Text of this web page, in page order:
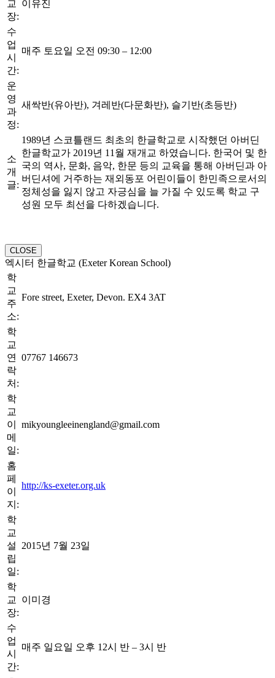
교
장:
이유진
수
업
시
간:
매주 토요일 오전 09:30 – 12:00
운
영
과
정:
새싹반(유아반), 겨레반(다문화반), 슬기반(초등반)
소
개
글:
1989년 스코틀랜드 최초의 한글학교로 시작했던 아버딘
한글학교가 2019년 11월 재개교 하였습니다. 한국어 및 한
국의 역사, 문화, 음악, 한문 등의 교육을 통해 아버딘과 아
버딘셔에 거주하는 재외동포 어린이들이 한민족으로서의
정체성을 잃지 않고 자긍심을 늘 가질 수 있도록 학교 구
성원 모두 최선을 다하겠습니다.
CLOSE
엑시터 한글학교 (Exeter Korean School)
학
교
주
소:
Fore street, Exeter, Devon. EX4 3AT
학
교
연
락
처:
07767 146673
학
교
이
메
일:
mikyoungleeinengland@gmail.com
홈
페
이
지:
http://ks-exeter.org.uk
학
교
설
립
일:
2015년 7월 23일
학
교
장:
이미경
수
업
시
간:
매주 일요일 오후 12시 반 – 3시 반